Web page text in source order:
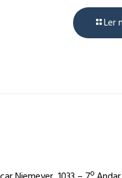
Ler